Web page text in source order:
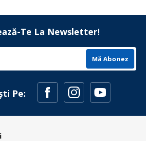
Te La Newsletter!
Mă Abonez
Pe: